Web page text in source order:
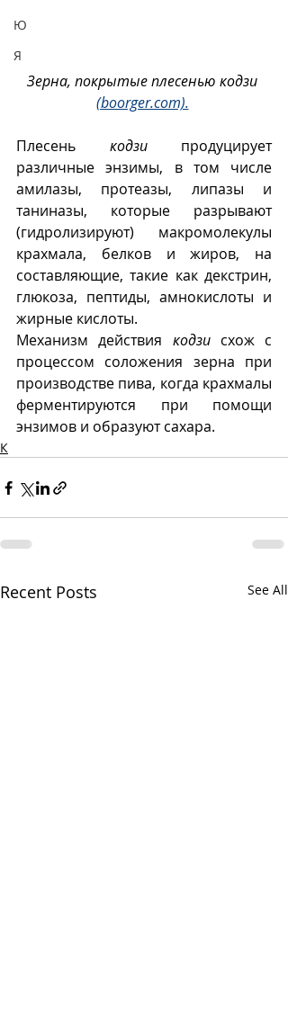
Ю
Я
Зерна, покрытые плесенью кодзи
(boorger.com).
Плесень кодзи продуцирует
различные энзимы, в том числе
амилазы, протеазы, липазы и
таниназы, которые разрывают
(гидролизируют) макромолекулы
крахмала, белков и жиров, на
составляющие, такие как декстрин,
глюкоза, пептиды, амнокислоты и
жирные кислоты.
Механизм действия кодзи схож с
процессом соложения зерна при
производстве пива, когда крахмалы
ферментируются при помощи
энзимов и образуют сахара.
К
Recent Posts See All